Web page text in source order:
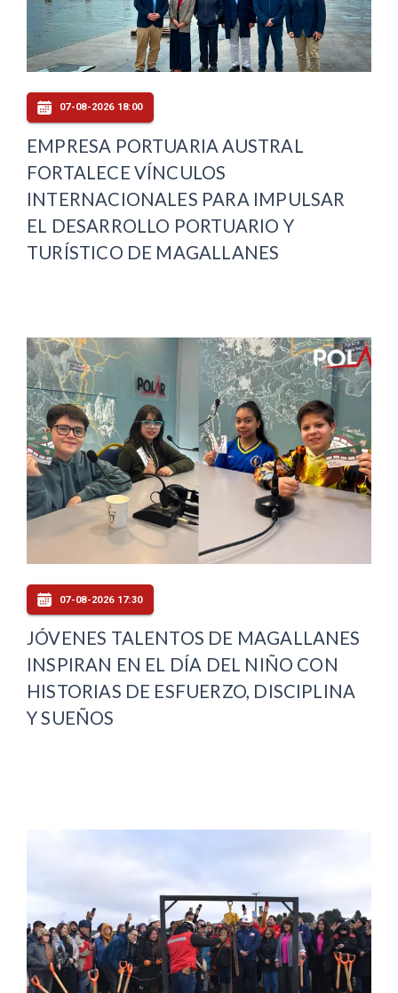
07-08-2026 18:00
EMPRESA PORTUARIA AUSTRAL
FORTALECE VÍNCULOS
INTERNACIONALES PARA IMPULSAR
EL DESARROLLO PORTUARIO Y
TURÍSTICO DE MAGALLANES
07-08-2026 17:30
JÓVENES TALENTOS DE MAGALLANES
INSPIRAN EN EL DÍA DEL NIÑO CON
HISTORIAS DE ESFUERZO, DISCIPLINA
Y SUEÑOS